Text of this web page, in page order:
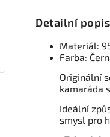
Detailní
Materiál:
Farba:
Originální
kamaráda
Ideální
smysl pro